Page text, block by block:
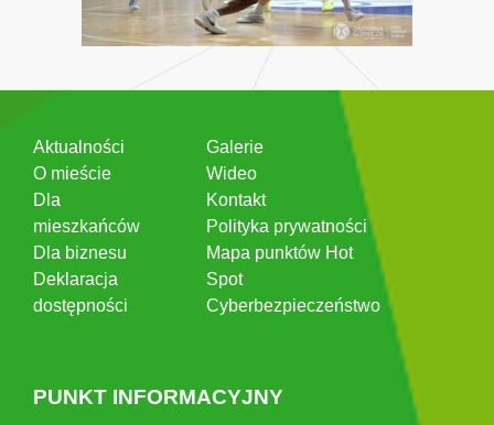
Aktualności
O mieście
Dla
mieszkańców
Dla biznesu
Deklaracja
dostępności
Galerie
Wideo
Kontakt
Polityka prywatności
Mapa punktów Hot
Spot
Cyberbezpieczeństwo
PUNKT INFORMACYJNY